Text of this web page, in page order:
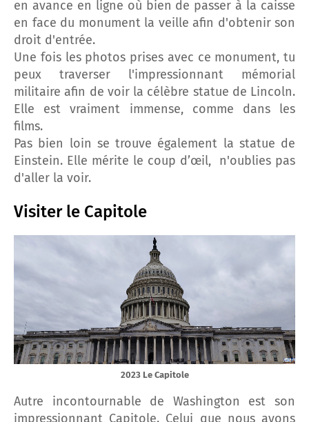
en avance en ligne où bien de passer à la caisse
en face du monument la veille afin d'obtenir son
droit d'entrée.
Une fois les photos prises avec ce monument, tu
peux traverser l'impressionnant mémorial
militaire afin de voir la célèbre statue de Lincoln.
Elle est vraiment immense, comme dans les
films.
Pas bien loin se trouve également la statue de
Einstein. Elle mérite le coup d’œil, n'oublies pas
d'aller la voir.
Visiter le Capitole
2023 Le Capitole
Autre incontournable de Washington est son
impressionnant Capitole. Celui que nous avons